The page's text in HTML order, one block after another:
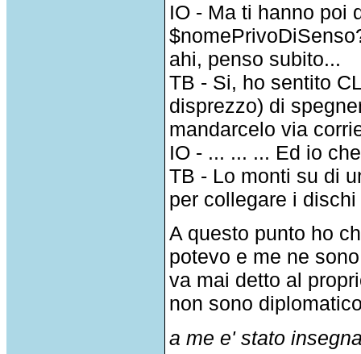
IO - Ma ti hanno poi
ahi, penso subito...
TB - Si, ho sentito
disprezzo) di
mandarcelo via
IO - ... ... ... Ed io
TB - Lo monti su di
per collegare i
A questo punto ho
potevo e me ne
va mai detto al
non sono
a me e' stato